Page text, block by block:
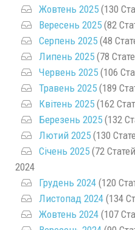
Жовтень 2025 (130
Вересень 2025 (82
Серпень 2025 (48
Липень 2025 (78
Червень 2025 (106
Травень 2025 (189
Квітень 2025 (162
Березень 2025 (132
Лютий 2025 (130
Січень 2025 (72
2024
Грудень 2024 (120
Листопад 2024 (134
Жовтень 2024 (107